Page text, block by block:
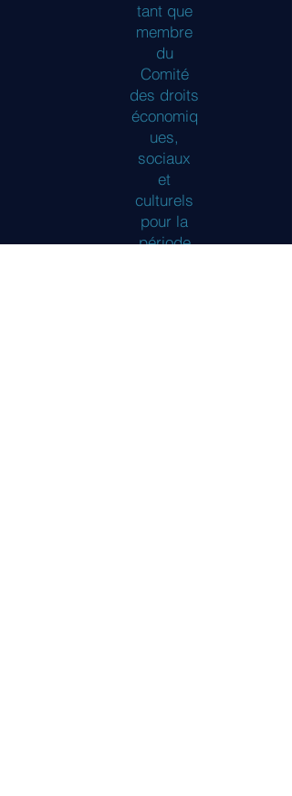
tant que
membre
du
Comité
des droits
économiq
ues,
sociaux
et
culturels
pour la
période